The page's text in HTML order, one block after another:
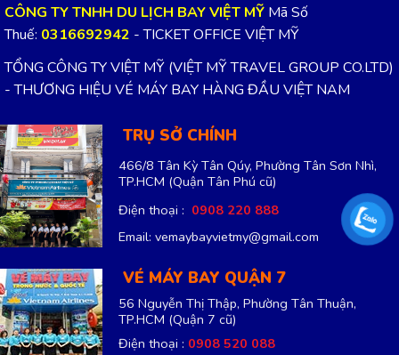
CÔNG TY TNHH DU LỊCH BAY VIỆT MỸ Mã Số
Thuế: 0316692942 - TICKET OFFICE VIỆT MỸ
TỔNG CÔNG TY VIỆT MỸ (VIỆT MỸ TRAVEL GROUP CO.LTD)
- THƯƠNG HIỆU VÉ MÁY BAY HÀNG ĐẦU VIỆT NAM
TRỤ SỞ CHÍNH
466/8 Tân Kỳ Tân Qúy, Phường Tân Sơn Nhì,
TP.HCM (Quận Tân Phú cũ)
Điện thoại : 0908 220 888
Email: vemaybayvietmy@gmail.com
VÉ MÁY BAY QUẬN 7
56 Nguyễn Thị Thập, Phường Tân Thuận,
TP.HCM (Quận 7 cũ)
Điện thoại : 0908 520 088